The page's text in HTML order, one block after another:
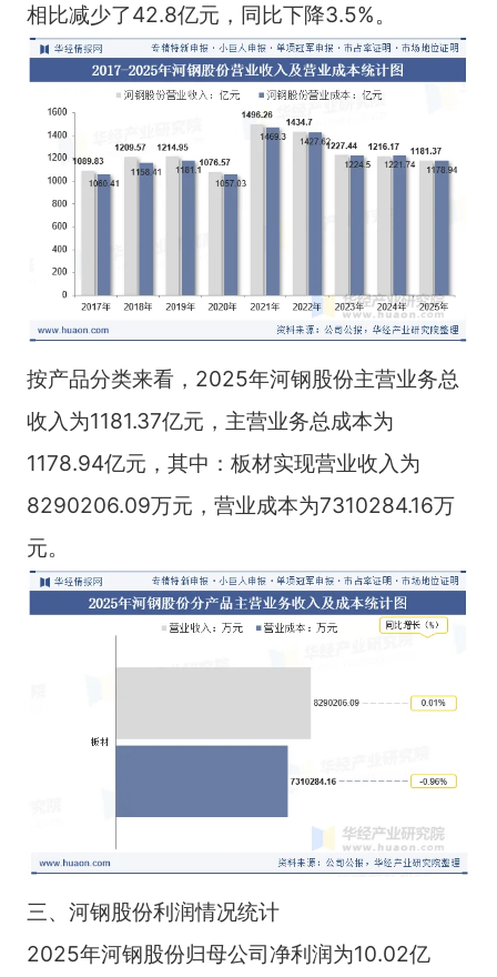
相比减少了42.8亿元，同比下降3.5%。
按产品分类来看，2025年河钢股份主营业务总
收入为1181.37亿元，主营业务总成本为
1178.94亿元，其中：板材实现营业收入为
8290206.09万元，营业成本为7310284.16万
元。
三、河钢股份利润情况统计
2025年河钢股份归母公司净利润为10.02亿